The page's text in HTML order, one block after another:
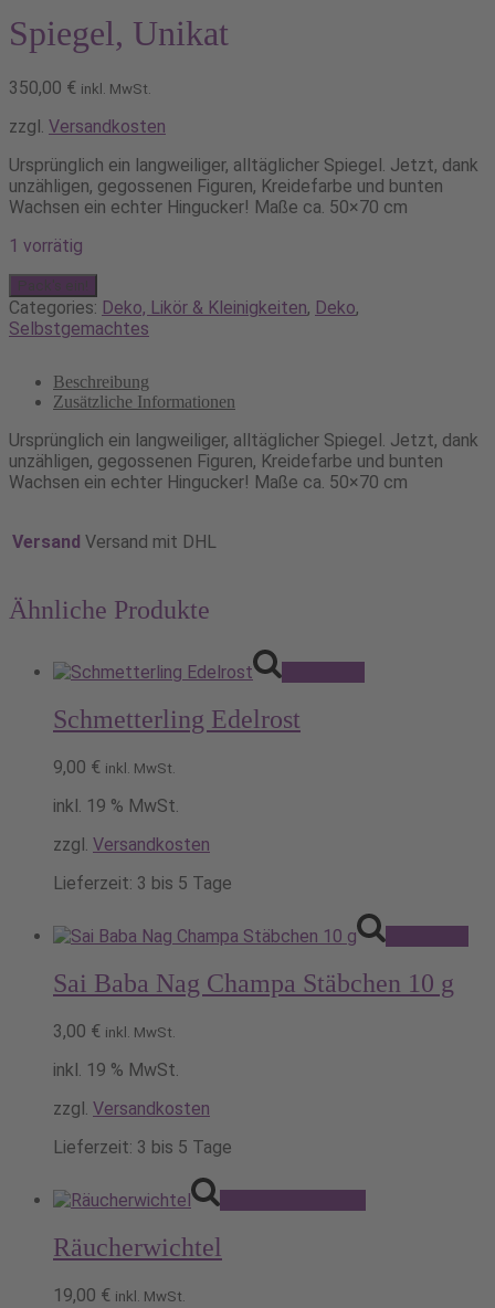
Spiegel, Unikat
350,00 € inkl. MwSt.
zzgl. Versandkosten
Ursprünglich ein langweiliger, alltäglicher Spiegel. Jetzt, dank
unzähligen, gegossenen Figuren, Kreidefarbe und bunten
Wachsen ein echter Hingucker! Maße ca. 50×70 cm
1 vorrätig
Unikat
Menge
Categories: Deko, Likör & Kleinigkeiten, Deko,
Selbstgemachtes
Beschreibung
Zusätzliche Informationen
Ursprünglich ein langweiliger, alltäglicher Spiegel. Jetzt, dank
unzähligen, gegossenen Figuren, Kreidefarbe und bunten
Wachsen ein echter Hingucker! Maße ca. 50×70 cm
Versand Versand mit DHL
Ähnliche Produkte
Schmetterling Edelrost
9,00 € inkl. MwSt.
inkl. 19 % MwSt.
zzgl. Versandkosten
Lieferzeit: 3 bis 5 Tage
Sai Baba Nag Champa Stäbchen 10 g
3,00 € inkl. MwSt.
inkl. 19 % MwSt.
zzgl. Versandkosten
Lieferzeit: 3 bis 5 Tage
Dieses
Produkt
Räucherwichtel
19,00 € inkl. MwSt.